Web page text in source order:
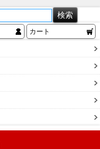
カート